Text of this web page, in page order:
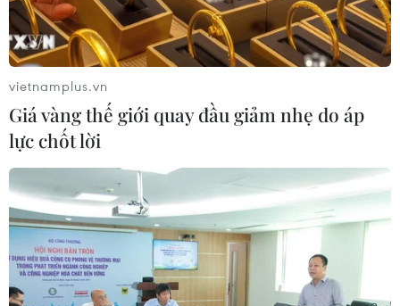
vietnamplus.vn
Giá vàng thế giới quay đầu giảm nhẹ do áp
lực chốt lời